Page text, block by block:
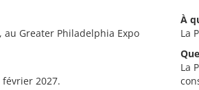
au Greater Philadelphia Expo
février 2027.
À
La
La